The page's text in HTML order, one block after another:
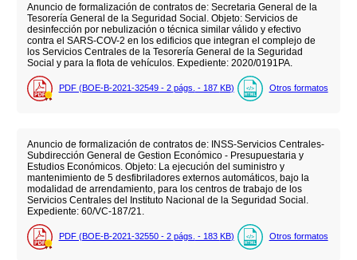
Anuncio de formalización de contratos de: Secretaria General de la
Tesorería General de la Seguridad Social. Objeto: Servicios de
desinfección por nebulización o técnica similar válido y efectivo
contra el SARS-COV-2 en los edificios que integran el complejo de
los Servicios Centrales de la Tesorería General de la Seguridad
Social y para la flota de vehículos. Expediente: 2020/0191PA.
PDF (BOE-B-2021-32549 - 2 págs. - 187 KB) Otros formatos
Anuncio de formalización de contratos de: INSS-Servicios Centrales-
Subdirección General de Gestion Económico - Presupuestaria y
Estudios Económicos. Objeto: La ejecución del suministro y
mantenimiento de 5 desfibriladores externos automáticos, bajo la
modalidad de arrendamiento, para los centros de trabajo de los
Servicios Centrales del Instituto Nacional de la Seguridad Social.
Expediente: 60/VC-187/21.
PDF (BOE-B-2021-32550 - 2 págs. - 183 KB) Otros formatos